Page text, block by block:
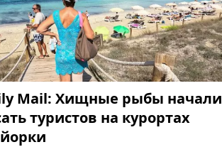
Mail: Хищные рыбы начали
туристов на курортах